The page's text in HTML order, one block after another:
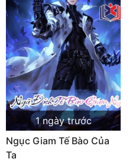
1 ngày trước
Ngục Giam Tế Bào Của
Ta